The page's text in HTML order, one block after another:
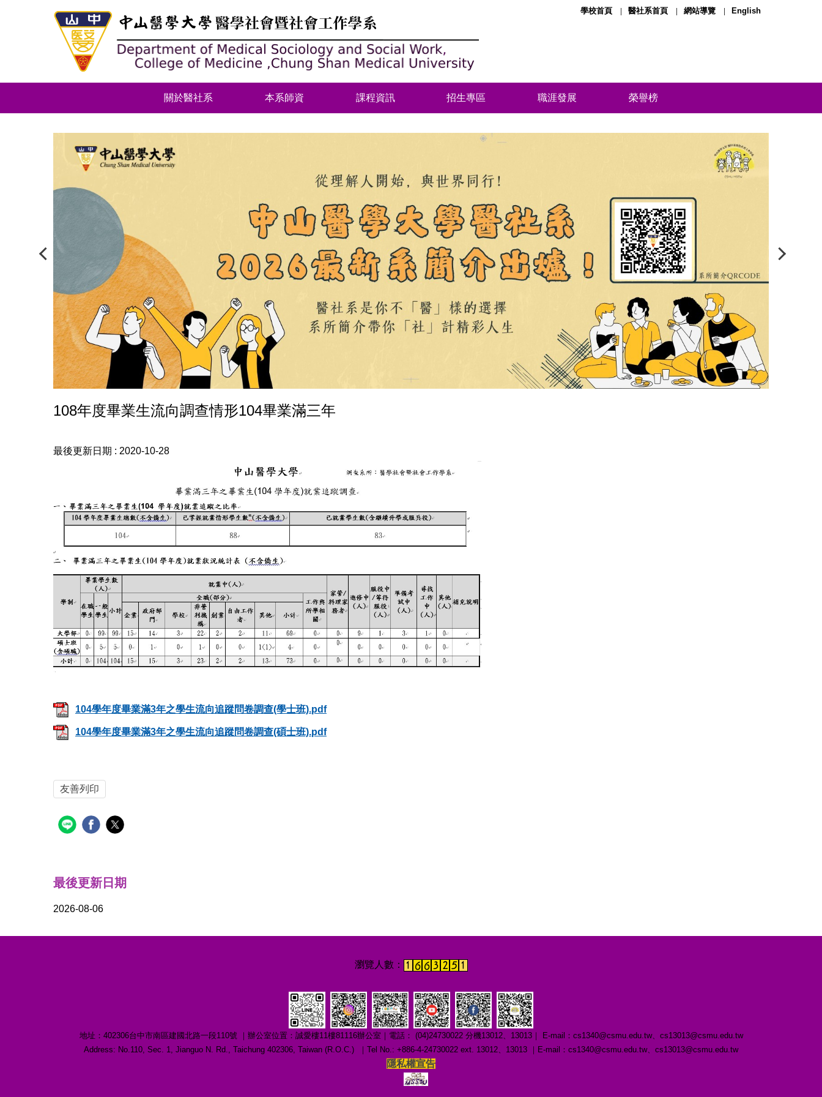
容
學校首頁 醫社系首頁 網站導覽 English
關於醫社系 本系師資 課程資訊 招生專區 職涯發展 榮譽榜
108年度畢業生流向調查情形104畢業滿三年
最後更新日期 : 2020-10-28
104學年度畢業滿3年之學生流向追蹤問卷調查(學士班).pdf
104學年度畢業滿3年之學生流向追蹤問卷調查(碩士班).pdf
友善列印
最後更新日期
2026-08-06
地址：402306台中市南區建國北路一段110號 ｜辦公室位置：誠愛樓11樓81116辦公室｜電話： (04)24730022 分機13012、13013｜ E-mail：cs1340@csmu.edu.tw、cs13013@csmu.edu.tw
Address: No.110, Sec. 1, Jianguo N. Rd., Taichung 402306, Taiwan (R.O.C.) ｜Tel No.: +886-4-24730022 ext. 13012、13013 ｜E-mail：cs1340@csmu.edu.tw、cs13013@csmu.edu.tw
隱私權宣告